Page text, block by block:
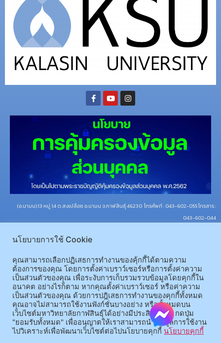
(อ.นามน)13 หมู่ 14 ต.สงเปลือย อ.นามน จ.กาฬสินธุ์ 46230 โทรศัพท์ : 043-602-055 โทรสาร :
043-602-044
© 2025 All rights Reserved.
นโยบายการใช้ Cookie
คุณสามารถเลือกปฏิเสธการทำงานของคุ้กกี้ได้ตามความ
ต้องการของคุณ โดยการตั้งค่าเบราว์เซอร์หรือการตั้งค่าความ
เป็นส่วนตัวของคุณ เพื่อระงับการเก็บรวมรวบข้อมูลโดยคุกกี้ใน
อนาคต อย่างไรก็ตาม หากคุณตั้งค่าเบราว์เซอร์ หรือค่าความ
เป็นส่วนตัวของคุณ ด้วยการปฎิเสธการทำงานของคุกกี้ทั้งหมด
คุณอาจไม่สามารถใช้งานฟังก์ชั่นบางอย่าง หรือทั้งหมดบน
เว็บไซต์มหาวิทยาลัยกาฬสินธุ์ได้อย่างมีประสิทธิภาพ กดปุ่ม
"ยอมรับทั้งหมด" เพื่ออนุญาตให้เราสามารถนำข้อมูลการใช้งาน
ไปวิเคราะห์เพื่อพัฒนาเว็บไซต์ต่อไปนโยบายคุกกี้ นโยบายคุกกี้